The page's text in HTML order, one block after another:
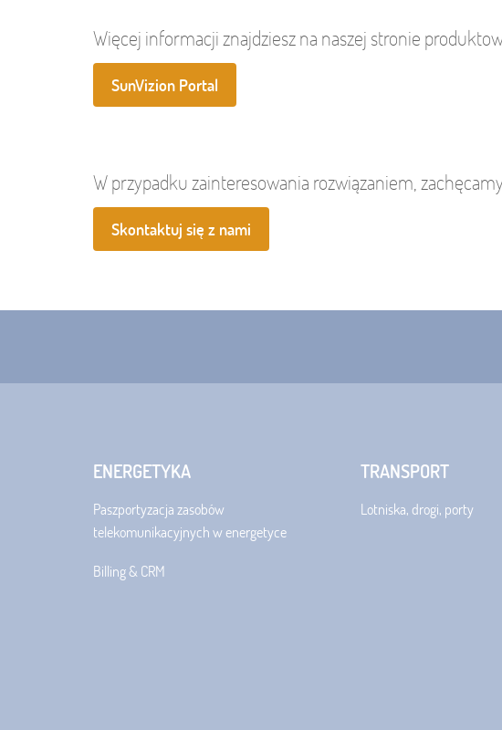
Więcej informacji znajdziesz na naszej stronie
SunVizion Portal
W przypadku zainteresowania rozwiązaniem,
Skontaktuj się z nami
ENERGETYKA
Paszportyzacja zasobów
telekomunikacyjnych w energetyce
Billing & CRM
TRANSPORT
Lotniska, drogi, porty